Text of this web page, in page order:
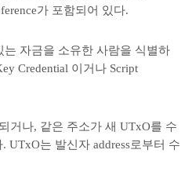
가 포함되어 있다.
는 자금을 소유한 사람을 식별하
Credential 이거나 Script
거나, 같은 주소가 새 UTxO를 수
UTxO는 발신자 address로부터 수